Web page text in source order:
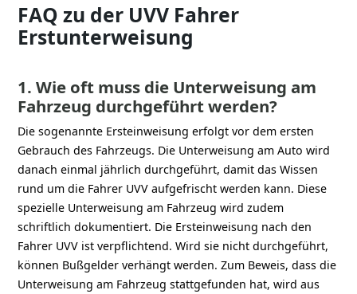
FAQ zu der UVV Fahrer
Erstunterweisung
1. Wie oft muss die Unterweisung am
Fahrzeug durchgeführt werden?
Die sogenannte Ersteinweisung erfolgt vor dem ersten
Gebrauch des Fahrzeugs. Die Unterweisung am Auto wird
danach einmal jährlich durchgeführt, damit das Wissen
rund um die Fahrer UVV aufgefrischt werden kann. Diese
spezielle Unterweisung am Fahrzeug wird zudem
schriftlich dokumentiert. Die Ersteinweisung nach den
Fahrer UVV ist verpflichtend. Wird sie nicht durchgeführt,
können Bußgelder verhängt werden. Zum Beweis, dass die
Unterweisung am Fahrzeug stattgefunden hat, wird aus